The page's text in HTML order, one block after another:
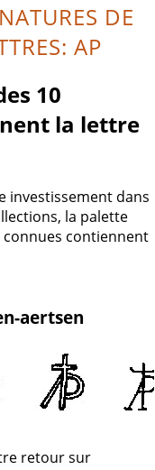
DE
AP
10
la lettre
investissement dans
la palette
contiennent
aertsen
retour sur